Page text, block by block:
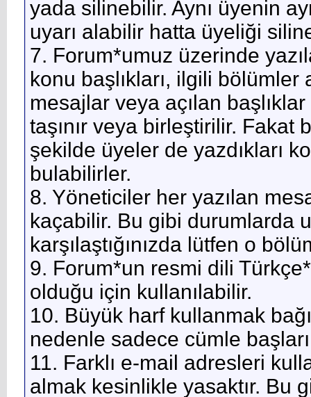
yada silinebilir. Aynı üyenin
uyarı alabilir hatta üyeliği
7. Forum*umuz üzerinde
konu başlıkları, ilgili bölümler
mesajlar veya açılan
taşınır veya birleştirilir. Fakat
şekilde üyeler de yazdıkları
bulabilirler.
8. Yöneticiler her yazılan
kaçabilir. Bu gibi durumlarda
karşılaştığınızda lütfen o
9. Forum*un resmi dili
olduğu için kullanılabilir.
10. Büyük harf kullanmak
nedenle sadece cümle
11. Farklı e-mail adresleri
almak kesinlikle yasaktır. Bu